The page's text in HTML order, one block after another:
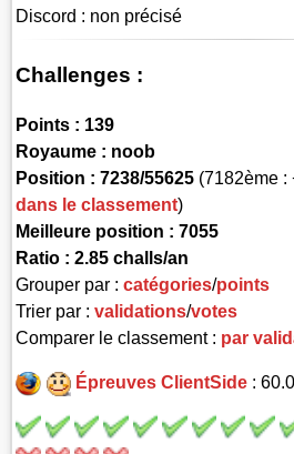
Discord : non précisé
Challenges :
Points : 139
Royaume : noob
Position : 7238/55625 (7182ème :
dans le classement)
Meilleure position : 7055
Ratio : 2.85 challs/an
Grouper par :catégories/points
Trier par :validations/votes
Comparer le classement : par
Épreuves ClientSide: